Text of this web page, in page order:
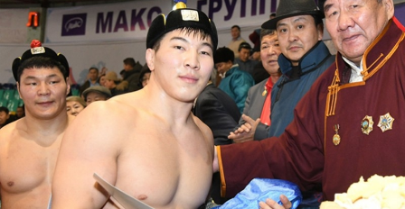
Эдийн засаг
Үзэл бодол
Спорт
Нийгэм
Энтертайнмэнт